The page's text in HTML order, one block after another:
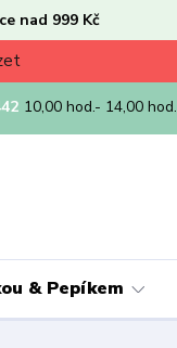
nad 999 Kč
10,00 hod.- 14,00 hod.
& Pepíkem